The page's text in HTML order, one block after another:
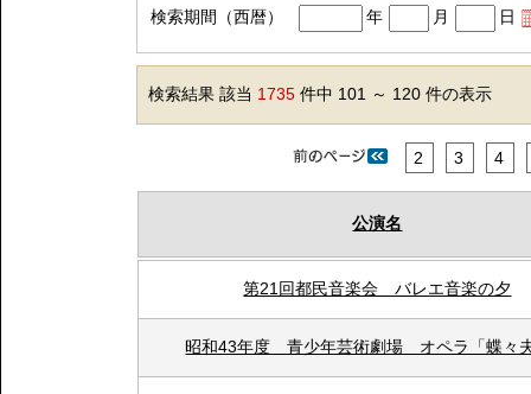
検索期間（西暦） 年 月 日
検索結果 該当 1735 件中 101 ～ 120 件の表示
2 3 4
公演名
第21回都民音楽会 バレエ音楽の夕
昭和43年度 青少年芸術劇場 オペラ「蝶々